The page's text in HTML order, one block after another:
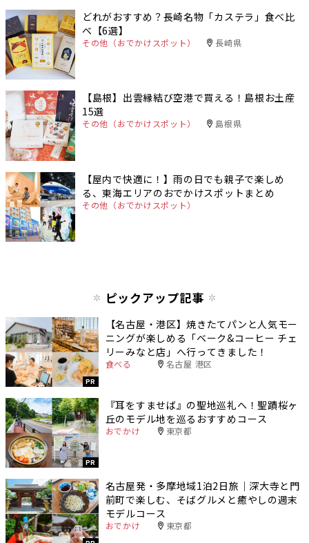
どれがおすすめ？長崎名物「カステラ」食べ比
べ【6選】
その他（おでかけスポット） 長崎県
【島根】出雲縁結び空港で買える！島根お土産
15選
その他（おでかけスポット） 島根県
【屋内で快適に！】雨の日でも親子で楽しめ
る、東海エリアのおでかけスポットまとめ
その他（おでかけスポット）
ピックアップ記事
PR
【名古屋・港区】焼きたてパンと人気モー
ニングが楽しめる「ベーク&コーヒー チェ
リーみなと店」へ行ってきました！
食べる 名古屋 港区
PR
『耳をすませば』の聖地巡礼へ！聖蹟桜ヶ
丘のモデル地を巡るおすすめコース
おでかけ 東京都
名古屋発・多摩地域1泊2日旅｜深大寺と門
前町で楽しむ、そばグルメと癒やしの週末
モデルコース
おでかけ 東京都